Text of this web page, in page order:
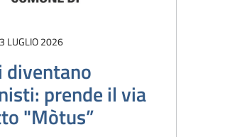
LUGLIO 2026
diventano
prende il via
"Mòtus”